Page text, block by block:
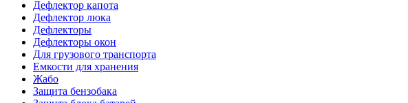
Дефлектор капота
Дефлектор люка
Дефлекторы
Дефлекторы окон
Для грузового транспорта
Емкости для хранения
Жабо
Защита бензобака